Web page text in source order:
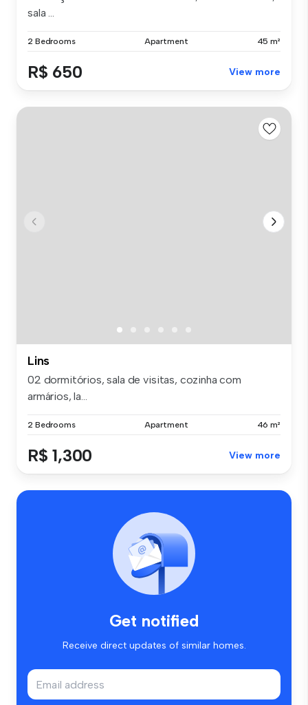
sala ...
2 Bedrooms Apartment 45 m²
R$ 650 View more
Lins
02 dormitórios, sala de visitas, cozinha com
armários, la...
2 Bedrooms Apartment 46 m²
R$ 1,300 View more
Get notified
Receive direct updates of similar homes.